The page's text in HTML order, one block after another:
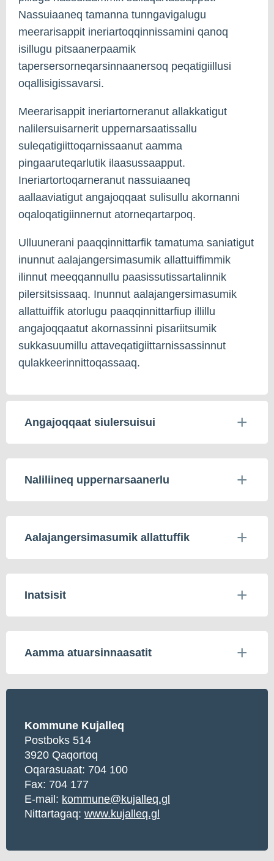
Nassuiaaneq tamanna tunngavigalugu
meerarisappit ineriartoqqinnissamini qanoq
isillugu pitsaanerpaamik
tapersersorneqarsinnaanersoq peqatigiillusi
oqallisigissavarsi.
Meerarisappit ineriartorneranut allakkatigut
nalilersuisarnerit uppernarsaatissallu
suleqatigiittoqarnissaanut aamma
pingaaruteqarlutik ilaasussaapput.
Ineriartortoqarneranut nassuiaaneq
aallaaviatigut angajoqqaat sulisullu akornanni
oqaloqatigiinnernut atorneqartarpoq.
Ulluunerani paaqqinnittarfik tamatuma saniatigut
inunnut aalajangersimasumik allattuiffimmik
ilinnut meeqqannullu paasissutissartalinnik
pilersitsissaaq. Inunnut aalajangersimasumik
allattuiffik atorlugu paaqqinnittarfiup illillu
angajoqqaatut akornassinni pisariitsumik
sukkasuumillu attaveqatigiittarnissassinnut
qulakkeerinnittoqassaaq.
Angajoqqaat siulersuisui
Naliliineq uppernarsaanerlu
Aalajangersimasumik allattuffik
Inatsisit
Aamma atuarsinnaasatit
Kommune Kujalleq
Postboks 514
3920 Qaqortoq
Oqarasuaat: 704 100
Fax: 704 177
E-mail: kommune@kujalleq.gl
Nittartagaq: www.kujalleq.gl